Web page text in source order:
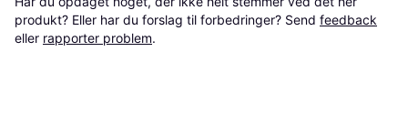
produkt? Eller har du forslag til forbedringer? Send feedback
eller rapporter problem.